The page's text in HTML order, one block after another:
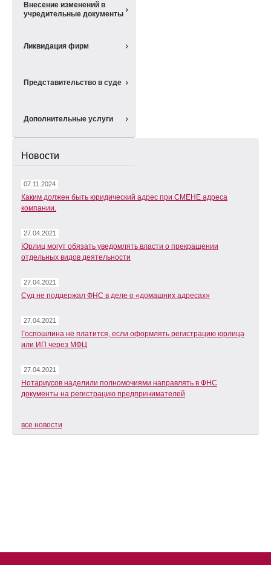
Внесение изменений в
учредительные документы
Ликвидация фирм
Представительство в суде
Дополнительные услуги
Новости
07.11.2024
Каким должен быть юридический адрес при СМЕНЕ адреса
компании.
27.04.2021
Юрлиц могут обязать уведомлять власти о прекращении
отдельных видов деятельности
27.04.2021
Суд не поддержал ФНС в деле о «домашних адресах»
27.04.2021
Госпошлина не платится, если оформлять регистрацию юрлица
или ИП через МФЦ
27.04.2021
Нотариусов наделили полномочиями направлять в ФНС
документы на регистрацию предпринимателей
все новости